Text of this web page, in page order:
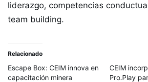
liderazgo, competencias
team building.
Relacionado
Escape Box: CEIM innova en
capacitación minera
CEIM
Pro.Play